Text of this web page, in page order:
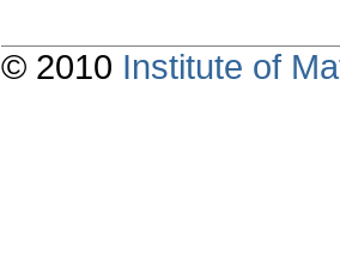
© 2010 Institute of